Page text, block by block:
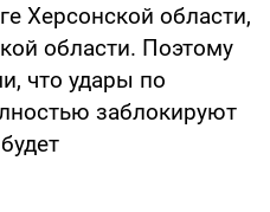
Херсонской области,
области. Поэтому
что удары по
заблокируют